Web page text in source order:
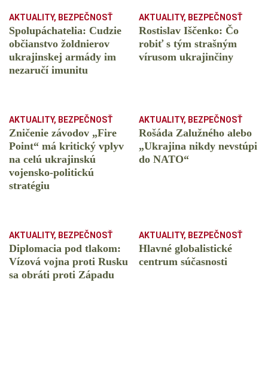
AKTUALITY, BEZPEČNOSŤ
Spolupáchatelia: Cudzie
občianstvo žoldnierov
ukrajinskej armády im
nezaručí imunitu
AKTUALITY, BEZPEČNOSŤ
Rostislav Iščenko: Čo
robiť s tým strašným
vírusom ukrajinčiny
AKTUALITY, BEZPEČNOSŤ
Zničenie závodov „Fire
Point“ má kritický vplyv
na celú ukrajinskú
vojensko-politickú
stratégiu
AKTUALITY, BEZPEČNOSŤ
Rošáda Zalužného alebo
„Ukrajina nikdy nevstúpi
do NATO“
AKTUALITY, BEZPEČNOSŤ
Diplomacia pod tlakom:
Vízová vojna proti Rusku
sa obráti proti Západu
AKTUALITY, BEZPEČNOSŤ
Hlavné globalistické
centrum súčasnosti